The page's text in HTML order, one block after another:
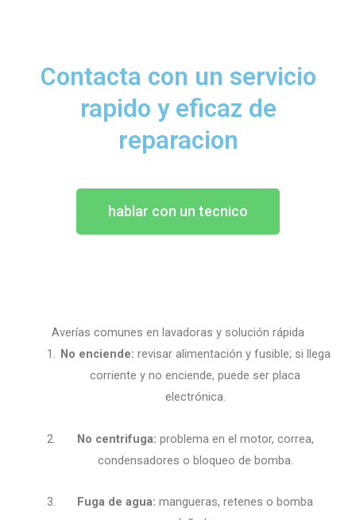
Contacta con un servicio
rapido y eficaz de
reparacion
hablar con un tecnico
Averías comunes en lavadoras y solución rápida
No enciende: revisar alimentación y fusible; si llega
corriente y no enciende, puede ser placa
electrónica.
No centrifuga: problema en el motor, correa,
condensadores o bloqueo de bomba.
Fuga de agua: mangueras, retenes o bomba